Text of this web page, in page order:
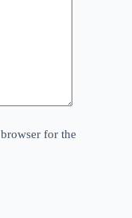
for the